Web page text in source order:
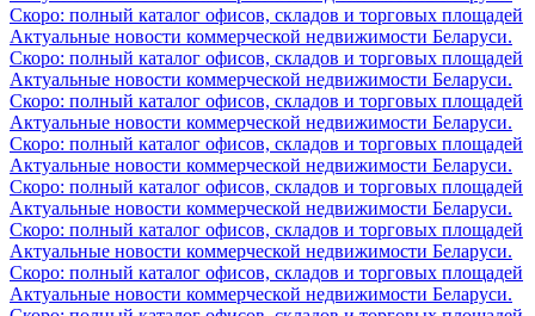
Скоро: полный каталог офисов, складов и торговых площадей
Актуальные новости коммерческой недвижимости Беларуси.
Скоро: полный каталог офисов, складов и торговых площадей
Актуальные новости коммерческой недвижимости Беларуси.
Скоро: полный каталог офисов, складов и торговых площадей
Актуальные новости коммерческой недвижимости Беларуси.
Скоро: полный каталог офисов, складов и торговых площадей
Актуальные новости коммерческой недвижимости Беларуси.
Скоро: полный каталог офисов, складов и торговых площадей
Актуальные новости коммерческой недвижимости Беларуси.
Скоро: полный каталог офисов, складов и торговых площадей
Актуальные новости коммерческой недвижимости Беларуси.
Скоро: полный каталог офисов, складов и торговых площадей
Актуальные новости коммерческой недвижимости Беларуси.